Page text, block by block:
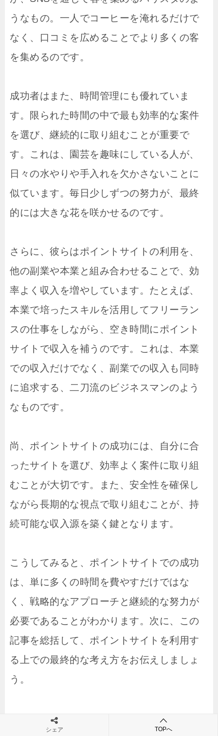
うなもの。一人でコーヒーを淹れるだけで
なく、口コミを広めることでより多くの客
を集めるのです。
成功者はまた、時間管理にも優れていま
す。限られた時間の中で最も効率的な案件
を選び、継続的に取り組むことが重要で
す。これは、園芸を趣味にしている人が、
日々の水やりや手入れを欠かさないことに
似ています。毎日少しずつの努力が、最終
的には大きな花を咲かせるのです。
さらに、彼らはポイントサイトの利用を、
他の副業や本業と組み合わせることで、効
率よく収入を増やしています。たとえば、
本業で培ったスキルを活用してフリーラン
スの仕事をしながら、空き時間にポイント
サイトで収入を補うのです。これは、本業
での収入だけでなく、副業での収入も同時
に追求する、二刀流のビジネスマンのよう
なものです。
尚、ポイントサイトの成功には、自分に合
ったサイトを選び、効率よく案件に取り組
むことが大切です。また、安全性を確保し
ながら長期的な視点で取り組むことが、持
続可能な収入源を築く鍵となります。
こうしてみると、ポイントサイトでの成功
は、単に多くの時間を費やすだけではな
く、戦略的なアプローチと継続的な努力が
必要であることがわかります。次に、この
記事を総括して、ポイントサイトを利用す
る上での最終的な考え方をお伝えしましょ
う。
シェア TOPへ